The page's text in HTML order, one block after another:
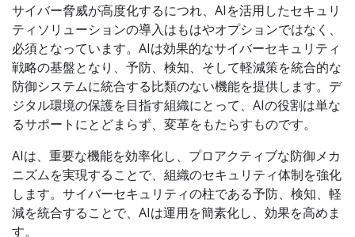
サイバー脅威が高度化するにつれ、AIを活用したセキュリ
ティソリューションの導入はもはやオプションではなく、
必須となっています。AIは効果的なサイバーセキュリティ
戦略の基盤となり、予防、検知、そして軽減策を統合的な
防御システムに統合する比類のない機能を提供します。デ
ジタル環境の保護を目指す組織にとって、AIの役割は単な
るサポートにとどまらず、変革をもたらすものです。
AIは、重要な機能を効率化し、プロアクティブな防御メカ
ニズムを実現することで、組織のセキュリティ体制を強化
します。サイバーセキュリティの柱である予防、検知、軽
減を統合することで、AIは運用を簡素化し、効果を高めま
す。